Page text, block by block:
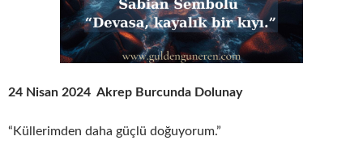
24 Nisan 2024 Akrep Burcunda Dolunay
“Küllerimden daha güçlü doğuyorum.”